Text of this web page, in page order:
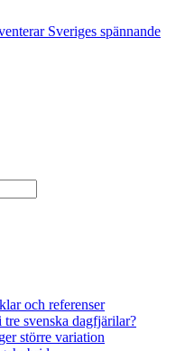
och referenser
svenska dagfjärilar?
större variation